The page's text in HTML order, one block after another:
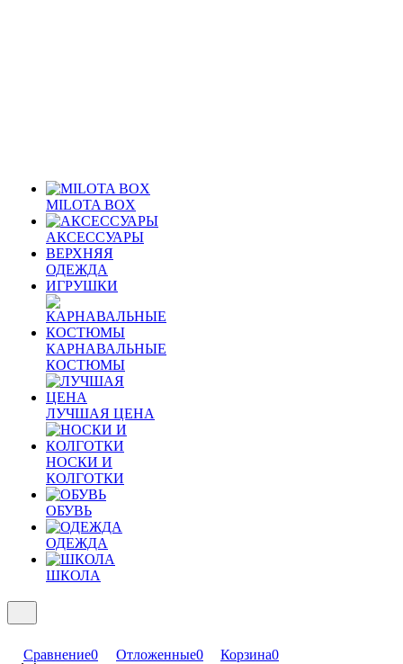
MILOTA BOX
АКСЕССУАРЫ
ВЕРХНЯЯ
ОДЕЖДА
ИГРУШКИ
КАРНАВАЛЬНЫЕ
КОСТЮМЫ
ЛУЧШАЯ ЦЕНА
НОСКИ И
КОЛГОТКИ
ОБУВЬ
ОДЕЖДА
ШКОЛА
Сравнение0 Отложенные0 Корзина0